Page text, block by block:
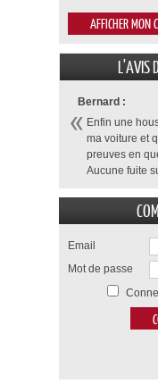
L'AVIS
Bernard :
Enfin une
ma voiture et
preuves en
Aucune fuite
Email
Mot de passe